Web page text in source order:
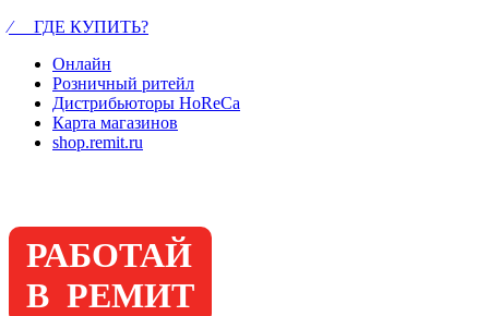
⁄ ГДЕ КУПИТЬ?
Онлайн
Розничный ритейл
Дистрибьюторы HoReCa
Карта магазинов
shop.remit.ru
РАБОТАЙ
В РЕМИТ